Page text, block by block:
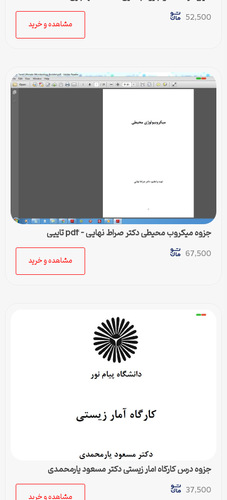
52,500
مشاهده و خرید
جزوه میکروب محیطی دکتر صراط نهایی – pdf تایپی
67,500
مشاهده و خرید
جزوه درس کارگاه آمار زیستی دکتر مسعود یارمحمدی
37,500
مشاهده و خرید